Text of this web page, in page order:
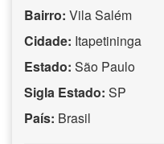
Bairro: Vila Salém
Cidade: Itapetininga
Estado: São Paulo
Sigla Estado: SP
País: Brasil